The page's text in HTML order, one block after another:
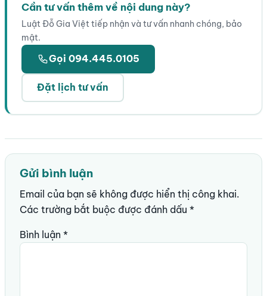
Cần tư vấn thêm về nội dung này?
Luật Đỗ Gia Việt tiếp nhận và tư vấn nhanh chóng, bảo
mật.
Gọi 094.445.0105
Đặt lịch tư vấn
Gửi bình luận
Email của bạn sẽ không được hiển thị công khai.
Các trường bắt buộc được đánh dấu *
Bình luận *